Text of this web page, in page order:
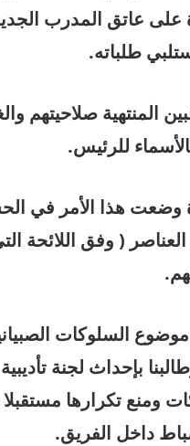
على عاتق المدرب
طلباته.
المنتهية صلاحيتهم
للرئيس.
وضعت هذا الأمر في
( وفق اللائحة
السلوكات
بإحداث لجنة
ومنع تكرارها مستقبلا
داخل الفريق.